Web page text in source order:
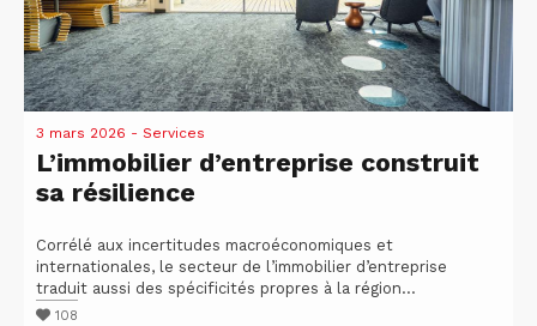
3 mars 2026 - Services
L’immobilier d’entreprise construit
sa résilience
Corrélé aux incertitudes macroéconomiques et
internationales, le secteur de l’immobilier d’entreprise
traduit aussi des spécificités propres à la région...
108